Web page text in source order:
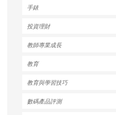
手錶
投資理財
教師專業成長
教育
教育與學習技巧
數碼產品評測